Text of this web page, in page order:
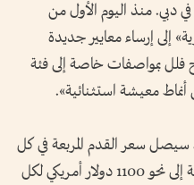
دبي. منذ اليوم الأول من
إلى إرساء معايير جديدة
بمواصفات خاصة إلى فئة
معيشة استثنائية».
سعر القدم المربعة في كل
من مشروع نخلة جميرا وقناة دبي المائية إلى نحو 1100 دولار أمريكي لكل